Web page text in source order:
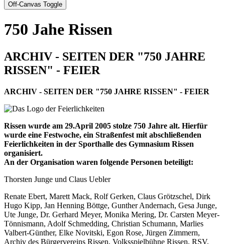
Off-Canvas Toggle
750 Jahe Rissen
ARCHIV - SEITEN DER "750 JAHRE
RISSEN" - FEIER
ARCHIV - SEITEN DER "750 JAHRE RISSEN" - FEIER
Rissen wurde am 29.April 2005 stolze 750 Jahre alt. Hierfür
wurde eine Festwoche, ein Straßenfest mit abschließenden
Feierlichkeiten in der Sporthalle des Gymnasium Rissen
organisiert.
An der Organisation waren folgende Personen beteiligt:
Thorsten Junge und Claus Uebler
Renate Ebert, Marett Mack, Rolf Gerken, Claus Grötzschel, Dirk
Hugo Kipp, Jan Henning Böttge, Gunther Andernach, Gesa Junge,
Ute Junge, Dr. Gerhard Meyer, Monika Mering, Dr. Carsten Meyer-
Tönnismann, Adolf Schmedding, Christian Schumann, Marlies
Valbert-Günther, Elke Novitski, Egon Rose, Jürgen Zimmern,
Archiv des Bürgervereins Rissen, Volksspielbühne Rissen, RSV,